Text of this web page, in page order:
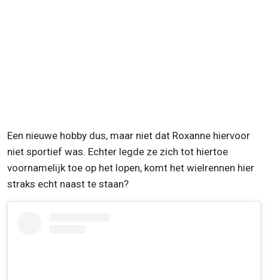
Een nieuwe hobby dus, maar niet dat Roxanne hiervoor
niet sportief was. Echter legde ze zich tot hiertoe
voornamelijk toe op het lopen, komt het wielrennen hier
straks echt naast te staan?